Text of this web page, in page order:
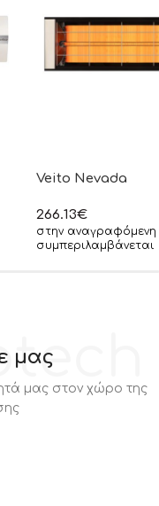
Veito Nevada
266.13€
στην αναγραφόμενη
μας
μας στον χώρο της